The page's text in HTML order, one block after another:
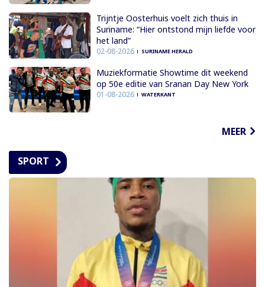
Trijntje Oosterhuis voelt zich thuis in
Suriname: “Hier ontstond mijn liefde voor
het land”
02-08-2026 SURINAME HERALD
Muziekformatie Showtime dit weekend
op 50e editie van Sranan Day New York
01-08-2026 WATERKANT
MEER
SPORT